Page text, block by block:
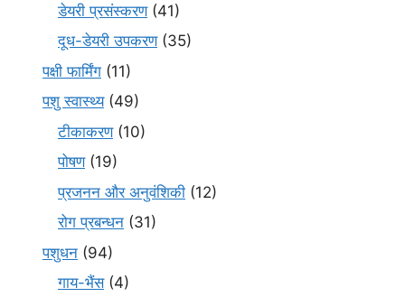
डेयरी प्रसंस्करण(41)
दूध-डेयरी उपकरण(35)
पक्षी फार्मिंग (11)
पशु स्वास्थ्य(49)
टीकाकरण(10)
पोषण(19)
प्रजनन और अनुवंशिकी (12)
रोग प्रबन्धन (31)
पशुधन (94)
गाय-भैंस(4)